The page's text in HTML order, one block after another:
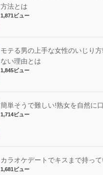
方法とは
1,871ビュー
モテる男の上手な女性のいじり
ない理由とは
1,845ビュー
簡単そうで難しい!熟女を自然に
1,714ビュー
カラオケデートでキスまで持っ
1,681ビュー